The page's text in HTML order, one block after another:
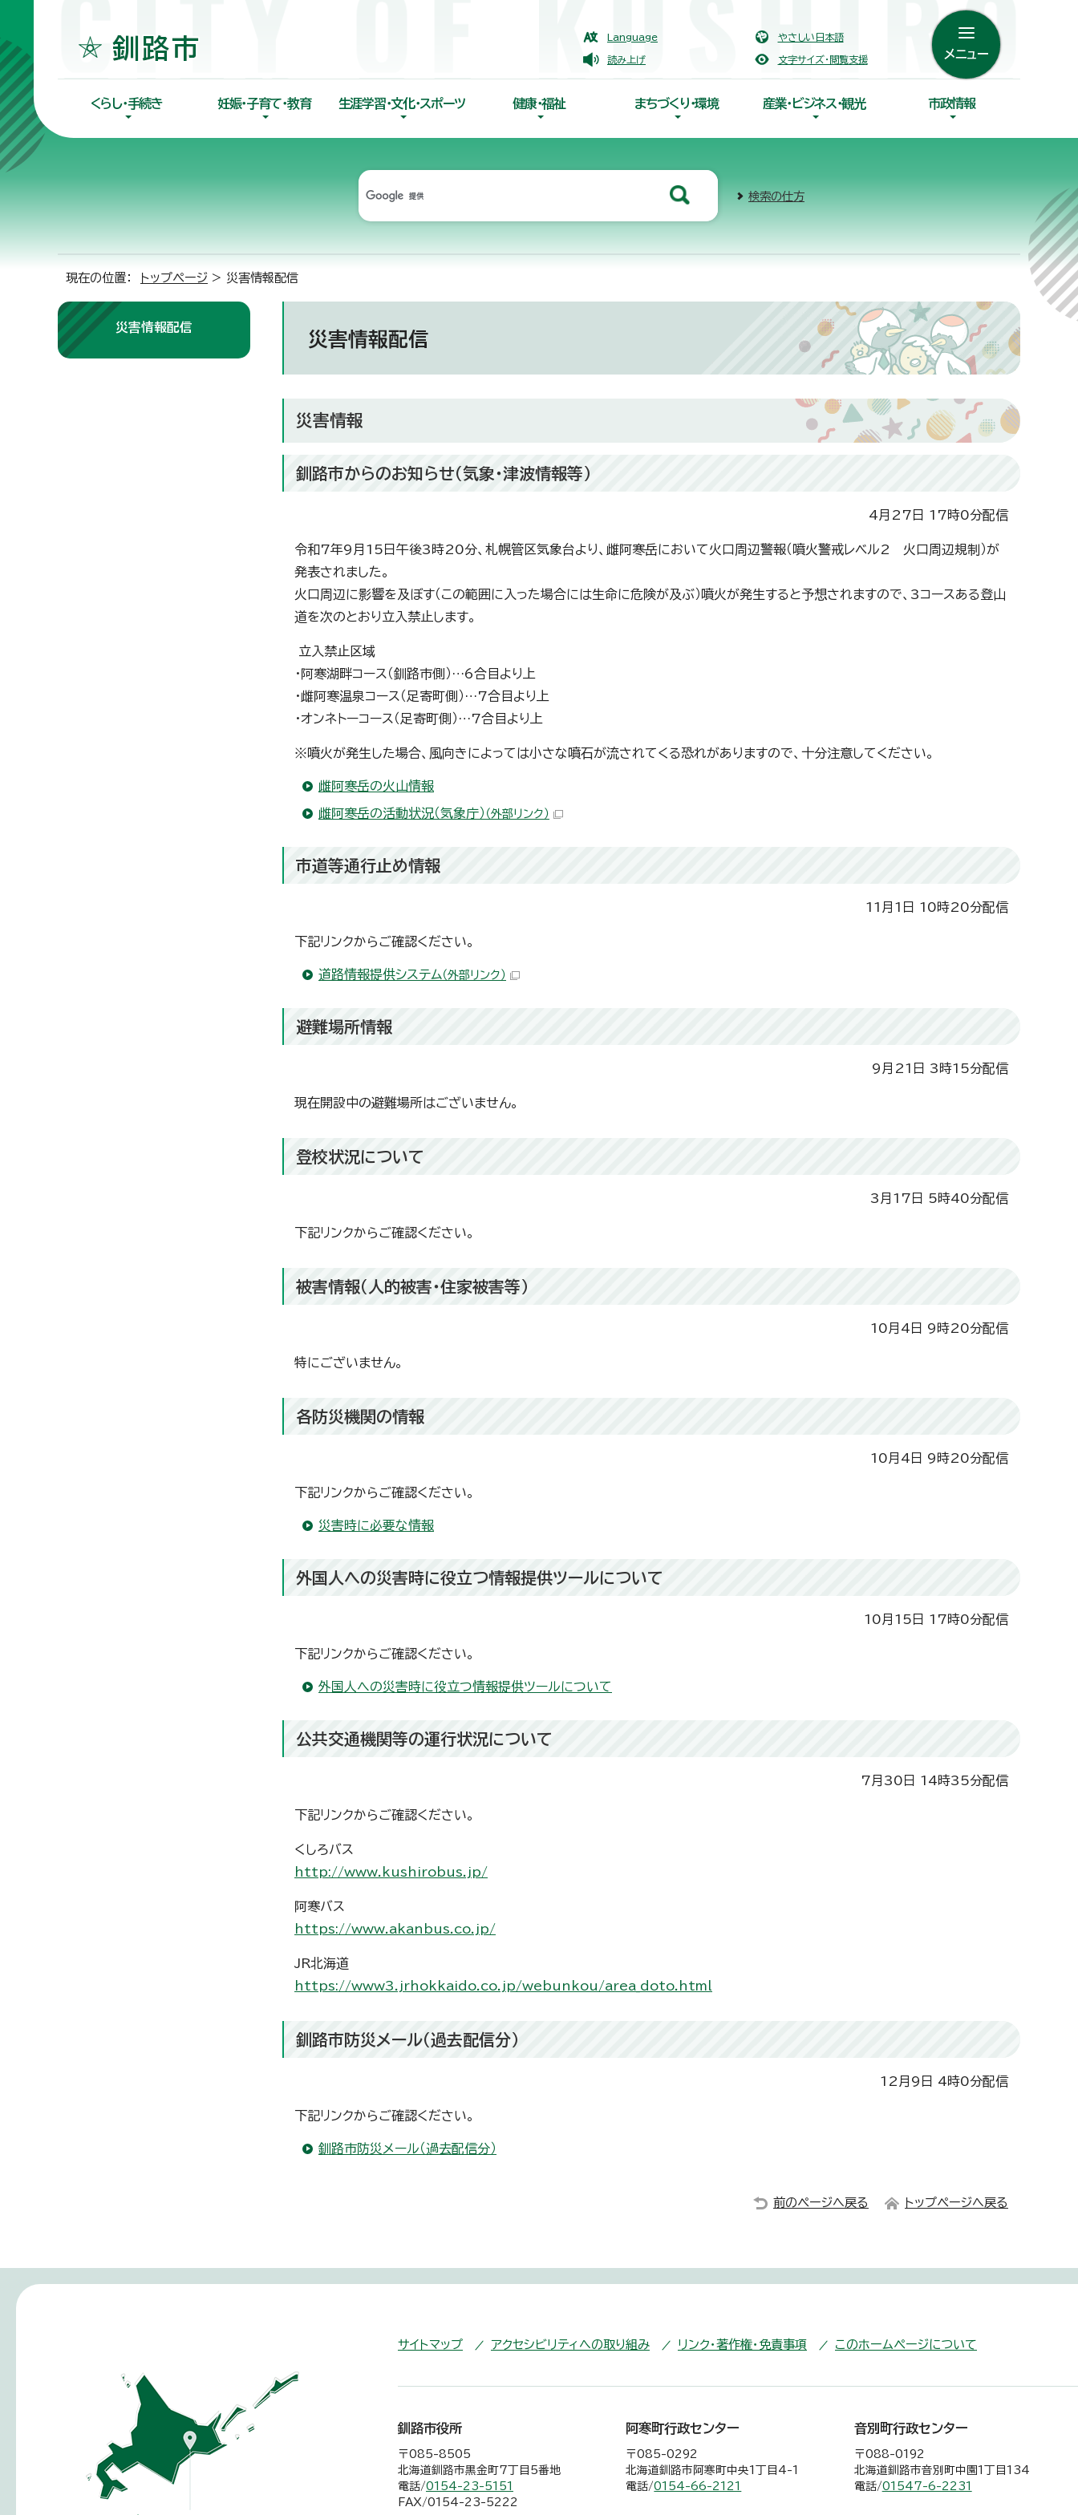
Language やさしい日本語
読み上げ 文字サイズ・閲覧支援 メニュー
くらし・手続き 妊娠・子育て・教育 生涯学習・文化・スポーツ 健康・福祉 まちづくり・環境 産業・ビジネス・観光 市政情報
検索の仕方
現在の位置： トップページ > 災害情報配信
災害情報配信
災害情報
釧路市からのお知らせ（気象・津波情報等）
4月27日 17時0分配信
令和7年9月15日午後3時20分、札幌管区気象台より、雌阿寒岳において火口周辺警報（噴火警戒レベル2 火口周辺規制）が
発表されました。
火口周辺に影響を及ぼす（この範囲に入った場合には生命に危険が及ぶ）噴火が発生すると予想されますので、3コースある登山
道を次のとおり立入禁止します。
立入禁止区域
・阿寒湖畔コース（釧路市側）…6合目より上
・雌阿寒温泉コース（足寄町側）…7合目より上
・オンネトーコース（足寄町側）…7合目より上
※噴火が発生した場合、風向きによっては小さな噴石が流されてくる恐れがありますので、十分注意してください。
雌阿寒岳の火山情報
雌阿寒岳の活動状況（気象庁） （外部リンク）
市道等通行止め情報
11月1日 10時20分配信
下記リンクからご確認ください。
道路情報提供システム （外部リンク）
避難場所情報
9月21日 3時15分配信
現在開設中の避難場所はございません。
登校状況について
3月17日 5時40分配信
下記リンクからご確認ください。
被害情報（人的被害・住家被害等）
10月4日 9時20分配信
特にございません。
各防災機関の情報
10月4日 9時20分配信
下記リンクからご確認ください。
災害時に必要な情報
外国人への災害時に役立つ情報提供ツールについて
10月15日 17時0分配信
下記リンクからご確認ください。
外国人への災害時に役立つ情報提供ツールについて
公共交通機関等の運行状況について
7月30日 14時35分配信
下記リンクからご確認ください。
くしろバス
http://www.kushirobus.jp/
阿寒バス
https://www.akanbus.co.jp/
JR北海道
https://www3.jrhokkaido.co.jp/webunkou/area_doto.html
釧路市防災メール（過去配信分）
12月9日 4時0分配信
下記リンクからご確認ください。
釧路市防災メール（過去配信分）
災害情報配信
前のページへ戻る トップページへ戻る
サイトマップ アクセシビリティへの取り組み リンク・著作権・免責事項 このホームページについて
釧路市役所
〒085-8505
北海道釧路市黒金町7丁目5番地
電話/0154-23-5151
FAX/0154-23-5222
阿寒町行政センター
〒085-0292
北海道釧路市阿寒町中央1丁目4-1
電話/0154-66-2121
音別町行政センター
〒088-0192
北海道釧路市音別町中園1丁目134
電話/01547-6-2231